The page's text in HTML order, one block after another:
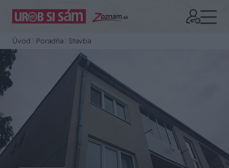
Úvod Poradňa Stavba